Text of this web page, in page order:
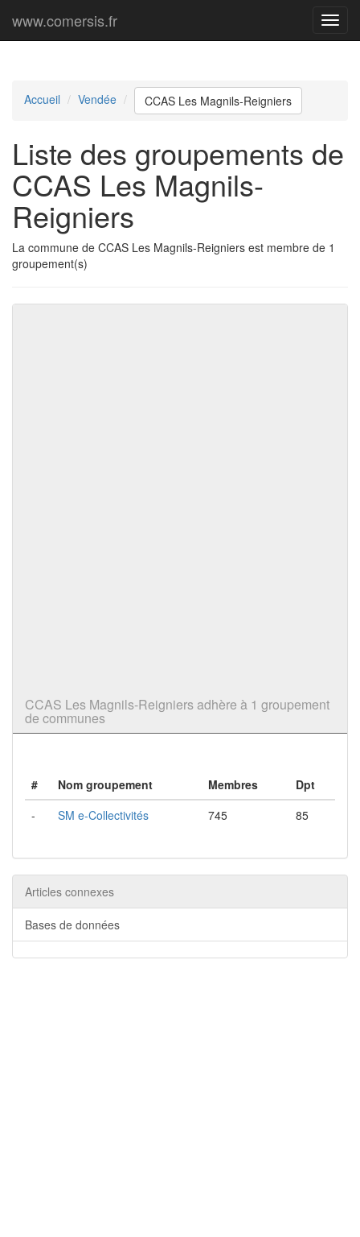
Menu
www.comersis.fr
Accueil Vendée CCAS Les Magnils-Reigniers
Liste des groupements de
CCAS Les Magnils-
Reigniers
La commune de CCAS Les Magnils-Reigniers est membre de 1
groupement(s)
CCAS Les Magnils-Reigniers adhère à 1 groupement
de communes
# Nom groupement Membres
Dpt
-
SM e-Collectivités 745 85
Articles connexes
Bases de données